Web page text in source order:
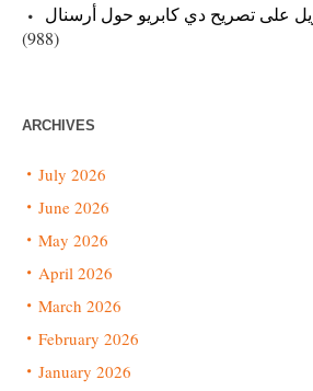
على تصريح دي كابريو حول أرسنال
(988)
ARCHIVES
July 2026
June 2026
May 2026
April 2026
March 2026
February 2026
January 2026